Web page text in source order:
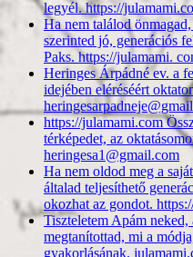
legyél. https://
Ha nem találod
szerinted jó, generációs
Paks. https://julamami.
Heringes Árpádné ev. a
idejében eléréséért
https://julamami.com
térképedet, az
heringesa1@gmail.com
Ha nem oldod meg a
általad teljesíthető
okozhat az gondot.
Tiszteletem Apám
megtanítottad, mi a
gyakorlásának.